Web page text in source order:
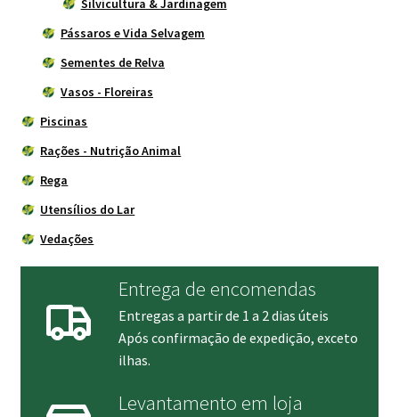
Silvicultura & Jardinagem
Pássaros e Vida Selvagem
Sementes de Relva
Vasos - Floreiras
Piscinas
Rações - Nutrição Animal
Rega
Utensílios do Lar
Vedações
Entrega de encomendas
Entregas a partir de 1 a 2 dias úteis
Após confirmação de expedição, exceto
ilhas.
Levantamento em loja